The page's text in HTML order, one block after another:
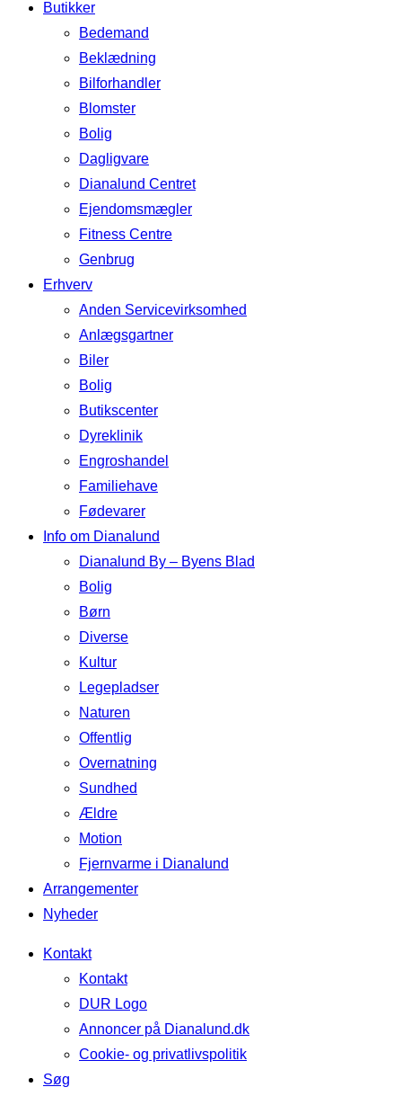
Butikker
Bedemand
Beklædning
Bilforhandler
Blomster
Bolig
Dagligvare
Dianalund Centret
Ejendomsmægler
Fitness Centre
Genbrug
Erhverv
Anden Servicevirksomhed
Anlægsgartner
Biler
Bolig
Butikscenter
Dyreklinik
Engroshandel
Familiehave
Fødevarer
Info om Dianalund
Dianalund By – Byens Blad
Bolig
Børn
Diverse
Kultur
Legepladser
Naturen
Offentlig
Overnatning
Sundhed
Ældre
Motion
Fjernvarme i Dianalund
Arrangementer
Nyheder
Kontakt
Kontakt
DUR Logo
Annoncer på Dianalund.dk
Cookie- og privatlivspolitik
Søg